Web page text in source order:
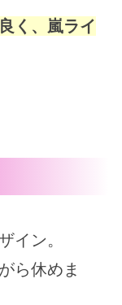
く、嵐ライ
イン。
ら休めま